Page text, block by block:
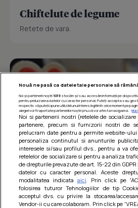
Chiftelute de legume
Retete de vara.
Barcute din vinete cu
Un deliciu usor de preparat!
Nouă ne pasă ca datele tale personale să
Noi și partenerii noștri 1019stocăm și/sau accesăm informații pe
pentru prelucrarea datelor cu caracter personal. Puteți accepta sau
respectiv vă puteți opune utilizării unui interes legitim în orice moment pe
alegeri vor fi raportate partenerilor noștri și nu vă vor afecta navigarea.
Noi si partenerii nostri (retelele de
partenere, precum si furnizorii nostri de
prelucram date pentru a permite website-
personaliza continutul si anunturile
interesele si/sau profilul dvs., pentru a va
retelelor de socializare si pentru a analiza
de drepturile prevazute de art. 15-22 din
datelor cu caracter personal. Aceste
modalitatea indicataaici . Prin click pe
folosirea tuturor Tehnologiilor de tip
acceptul dvs. cu privire la stocarea/
Vendor-ii cu care colaboram. Prin click pe